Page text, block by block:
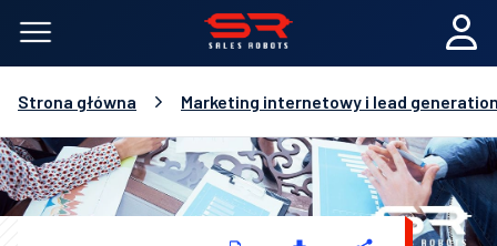
Strona główna Marketing internetowy i lead